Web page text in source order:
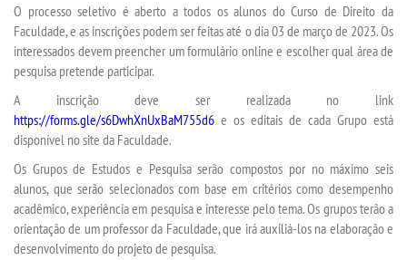
MATRÍCULA
EDITAL - ADENDO 1
PUBLICAÇÕES
DESTAQUES
O processo seletivo é aberto a todos os alunos do Curso de Direito da
Faculdade, e as inscrições podem ser feitas até o dia 03 de março de 2023. Os
interessados devem preencher um formulário online e escolher qual área de
pesquisa pretende participar.
A inscrição deve ser realizada no link
https://forms.gle/s6DwhXnUxBaM755d6 e os editais de cada Grupo está
disponível no site da Faculdade.
Os Grupos de Estudos e Pesquisa serão compostos por no máximo seis
alunos, que serão selecionados com base em critérios como desempenho
acadêmico, experiência em pesquisa e interesse pelo tema. Os grupos terão a
orientação de um professor da Faculdade, que irá auxiliá-los na elaboração e
desenvolvimento do projeto de pesquisa.